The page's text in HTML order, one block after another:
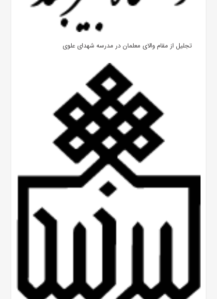
تجلیل از مقام والای معلمان در مدرسه شهدای علوی